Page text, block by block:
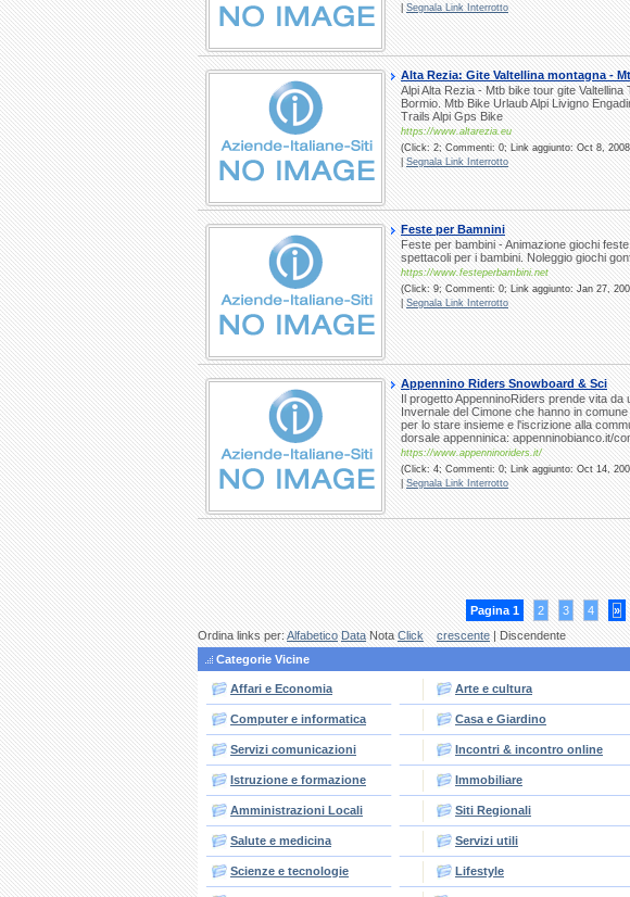
|Segnala Link Interrotto
Alta Rezia: Gite Valtellina montagna -
Alpi Alta Rezia - Mtb bike tour gite
Bormio. Mtb Bike Urlaub Alpi Livigno
Trails Alpi Gps Bike
https://www.altarezia.eu
(Click: 2; Commenti: 0; Link aggiunto: Oct 8,
|Segnala Link Interrotto
Feste per Bamnini
Feste per bambini - Animazione giochi
spettacoli per i bambini. Noleggio giochi
https://www.festeperbambini.net
(Click: 9; Commenti: 0; Link aggiunto: Jan 27,
|Segnala Link Interrotto
Appennino Riders Snowboard & Sci
Il progetto AppenninoRiders prende vita
Invernale del Cimone che hanno in
per lo stare insieme e l'iscrizione alla
dorsale appenninica: appenninobianco.it/
https://www.appenninoriders.it/
(Click: 4; Commenti: 0; Link aggiunto: Oct 14,
|Segnala Link Interrotto
Pagina 1 2 3 4
»
Ordina links per:Alfabetico DataNotaClick crescente| Discendente
Categorie Vicine
Affari e Economia Arte e cultura
Computer e informatica Casa e Giardino
Servizi comunicazioni Incontri & incontro online
Istruzione e formazione Immobiliare
Amministrazioni Locali Siti Regionali
Salute e medicina Servizi utili
Scienze e tecnologie Lifestyle